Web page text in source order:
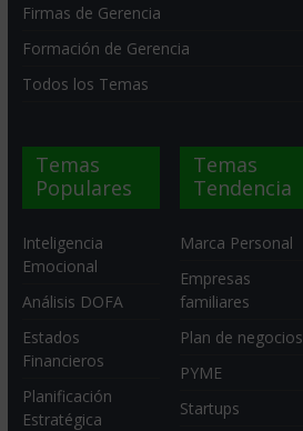
Firmas de Gerencia
Formación de Gerencia
Todos los Temas
Temas
Populares
Inteligencia
Emocional
Análisis DOFA
Estados
Financieros
Planificación
Estratégica
Temas
Tendencia
Marca Personal
Empresas
familiares
Plan de negocios
PYME
Startups